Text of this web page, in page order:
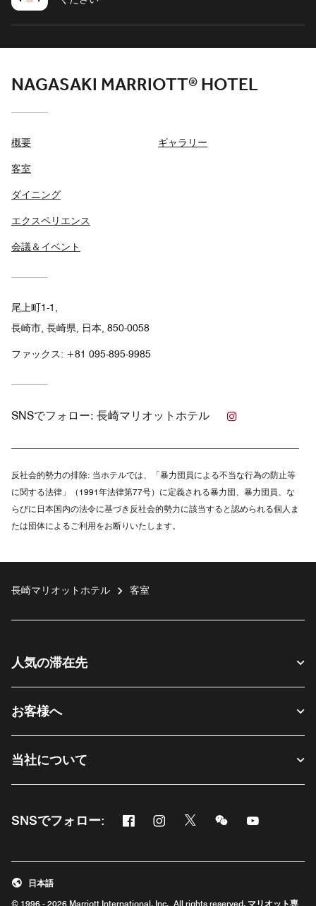
NAGASAKI MARRIOTT® HOTEL
概要
客室
ダイニング
エクスペリエンス
会議＆イベント
ギャラリー
尾上町1-1,
長崎市, 長崎県, 日本, 850-0058
ファックス: +81 095-895-9985
SNSでフォロー: 長崎マリオットホテル
反社会的勢力の排除: 当ホテルでは、「暴力団員による不当な行為の防止等
に関する法律」（1991年法律第77号）に定義される暴力団、暴力団員、な
らびに日本国内の法令に基づき反社会的勢力に該当すると認められる個人ま
たは団体によるご利用をお断りいたします。
長崎マリオットホテル 客室
人気の滞在先
お客様へ
当社について
SNSでフォロー: Facebook
新しいウィンドウで開く
Instagram
新しいウィンドウで開く
Twitter
新しいウィンドウで開く
Messenger
新しいウィンドウ
新しいウィ
© 1996 - 2026 Marriott International, Inc. All rights reserved. マリオット専
日本語